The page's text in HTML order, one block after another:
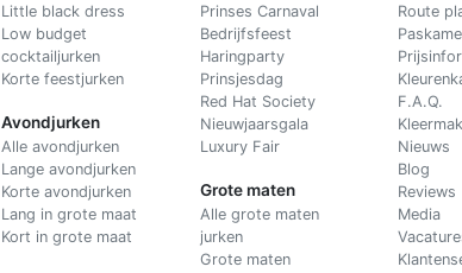
Little black dress
Low budget
cocktailjurken
Korte feestjurken
Avondjurken
Alle avondjurken
Lange avondjurken
Korte avondjurken
Lang in grote maat
Kort in grote maat
Prinses Carnaval
Bedrijfsfeest
Haringparty
Prinsjesdag
Red Hat Society
Nieuwjaarsgala
Luxury Fair
Grote maten
Alle grote maten
jurken
Grote maten
Route
F.A.Q.
Nieuws
Blog
Reviews
Media